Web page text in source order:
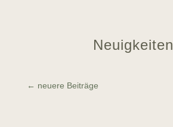
Neuigkeiten
← neuere Beiträge